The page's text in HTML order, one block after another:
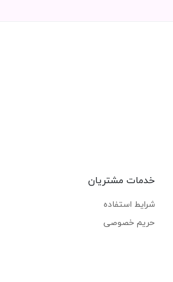
خدمات مشتریان
شرایط استفاده
حریم خصوصی